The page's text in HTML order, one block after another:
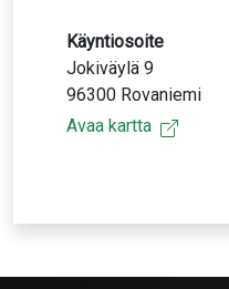
Käyntiosoite
Jokiväylä 9
96300 Rovaniemi
Avaa kartta